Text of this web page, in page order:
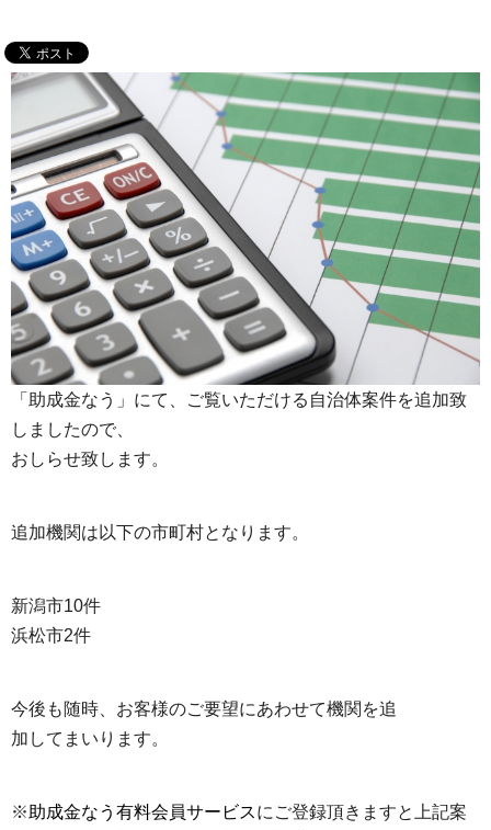
「助成金なう」にて、ご覧いただける自治体案件を追加致
しましたので、
おしらせ致します。
追加機関は以下の市町村となります。
新潟市10件
浜松市2件
今後も随時、お客様のご要望にあわせて機関を追
加してまいります。
※ 助成金なう有料会員サービスにご登録頂きますと上記案